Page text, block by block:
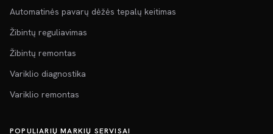
Automatinės pavarų dėžės tepalų keitimas
Žibintų reguliavimas
Žibintų remontas
Variklio diagnostika
Variklio remontas
POPULIARIŲ MARKIŲ SERVISAI